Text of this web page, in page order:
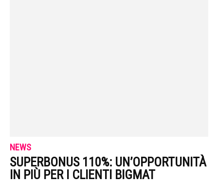
NEWS
SUPERBONUS 110%: UN’OPPORTUNITÀ
IN PIÙ PER I CLIENTI BIGMAT